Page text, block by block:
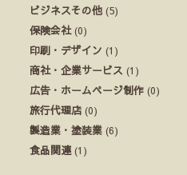
ビジネスその他 (5)
保険会社(0)
印刷・デザイン (1)
商社・企業サービス (1)
広告・ホームページ制作 (0)
旅行代理店 (0)
製造業・塗装業 (6)
食品関連 (1)